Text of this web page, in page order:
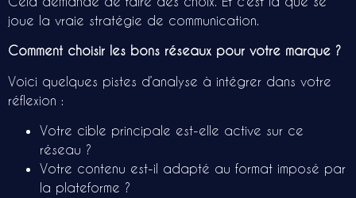
joue la vraie stratégie de communication.
Comment choisir les bons réseaux pour votre marque ?
Voici quelques pistes d’analyse à intégrer dans votre
réflexion :
Votre cible principale est-elle active sur ce
réseau ?
Votre contenu est-il adapté au format imposé par
la plateforme ?